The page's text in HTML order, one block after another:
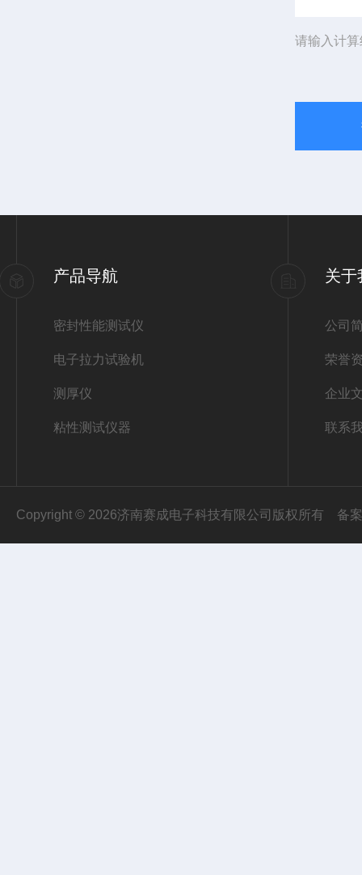
请输入计
产品导航
密封性能测试仪
电子拉力试验机
测厚仪
粘性测试仪器
关于
公司
荣誉
企业
联系
Copyright © 2026济南赛成电子科技有限公司版权所有 备